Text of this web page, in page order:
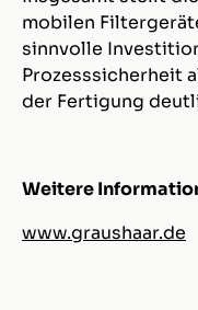
mobilen
sinnvolle
Prozesssicherheit
der Fertigung
Weitere
www.graushaar.de